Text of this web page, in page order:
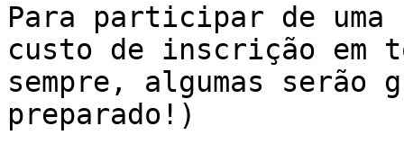
Para participar de
custo de inscrição em
sempre, algumas
preparado!)